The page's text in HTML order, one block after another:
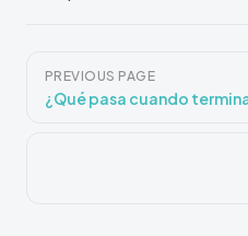
PREVIOUS PAGE
¿Qué pasa cuando